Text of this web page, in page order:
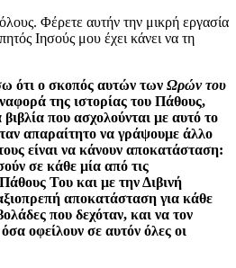
Φέρετε αυτήν την μικρή εργασία
Ιησούς μου έχει κάνει να τη
ότι ο σκοπός αυτών των Ωρών του
της ιστορίας του Πάθους,
που ασχολούνται με αυτό το
απαραίτητο να γράψουμε άλλο
είναι να κάνουν αποκατάσταση:
σε κάθε μία από τις
Του και με την Διβινή
αποκατάσταση για κάθε
που δεχόταν, και να τον
οφείλουν σε αυτόν όλες οι